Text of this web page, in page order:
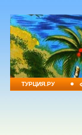
ТУРЦИЯ.РУ •